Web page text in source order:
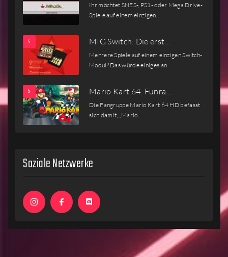
Ihr möchtet SNES-, PS1- oder Mega Drive-
Spiele auf einem einzigen…
MIG Switch: Die erst…
Mehrere Spiele auf einem einzigen Switch-
Modul? Das würde einiges an…
Mario Kart 64: Funra…
Die Fangruppe Mario Kart 64 HD befasst
sich damit, „Mario…
Soziale Netzwerke